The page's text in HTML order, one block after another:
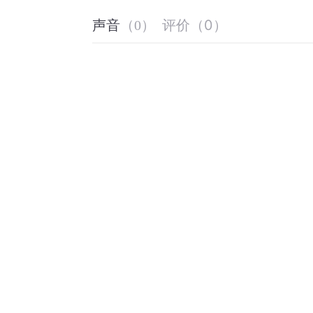
声音 （0） 评价 （0 ）